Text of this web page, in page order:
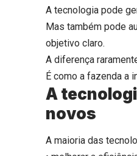
A tecnologia pode
Mas também pode
objetivo claro.
A diferença
É como a fazenda a
A
novos
A maioria das